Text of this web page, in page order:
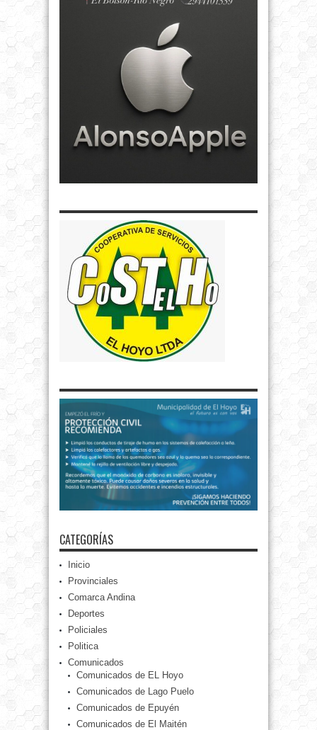
CATEGORÍAS
Inicio
Provinciales
Comarca Andina
Deportes
Policiales
Politica
Comunicados
Comunicados de EL Hoyo
Comunicados de Lago Puelo
Comunicados de Epuyén
Comunicados de El Maitén